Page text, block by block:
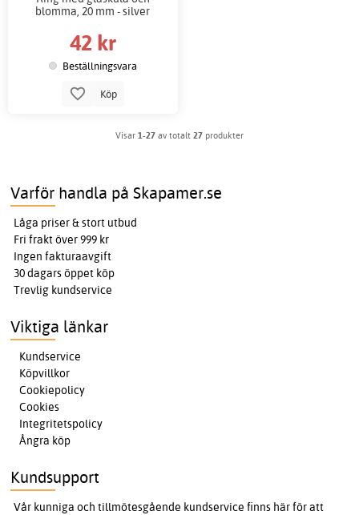
blomma, 20 mm - silver
42 kr
Beställningsvara
Köp
Visar 1-27 av totalt 27 produkter
Varför handla på Skapamer.se
Låga priser & stort utbud
Fri frakt över 999 kr
Ingen fakturaavgift
30 dagars öppet köp
Trevlig kundservice
Viktiga länkar
Kundservice
Köpvillkor
Cookiepolicy
Cookies
Integritetspolicy
Ångra köp
Kundsupport
Vår kunniga och tillmötesgående kundservice finns här för att